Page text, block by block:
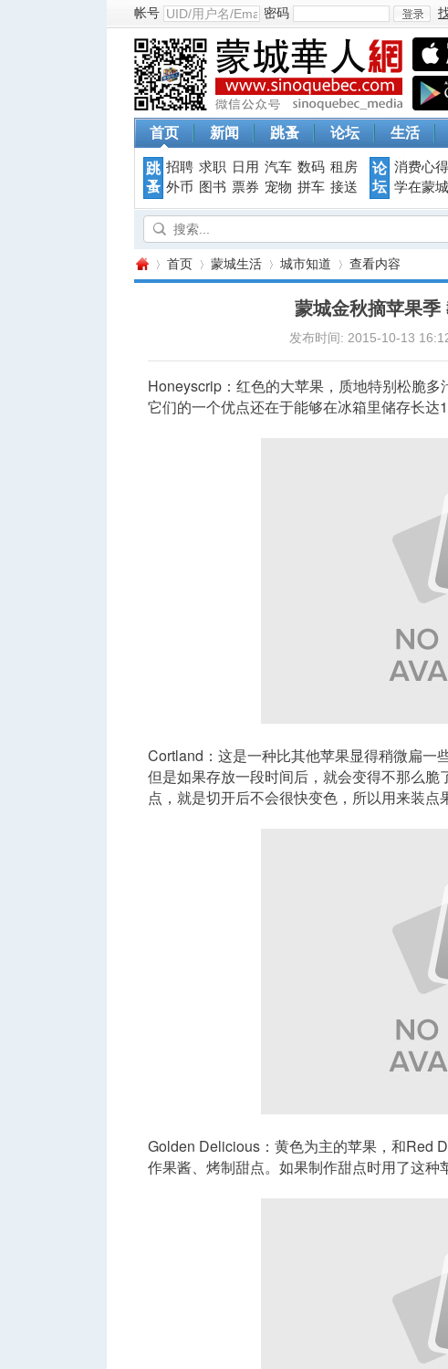
帐号 密码
登
录
首页 新闻 跳蚤 论坛 生活
跳
蚤
招聘 求职 日用 汽车 数码 租房
外币
图书 票券 宠物 拼车 接送
论
坛
消费心得
学在蒙城
首页 蒙城生活 城市知道
›
查看内容
蒙城金秋摘苹果季
发布时间: 2015-10-13
Honeyscrip：红色的大苹果，质地特别松脆
它们的一个优点还在于能够在冰箱里储存长达
Cortland：这是一种比其他苹果显得稍微扁一
但是如果存放一段时间后，就会变得不那么
点，就是切开后不会很快变色，所以用来装点
Golden Delicious：黄色为主的苹果，和Red
作果酱、烤制甜点。如果制作甜点时用了这种